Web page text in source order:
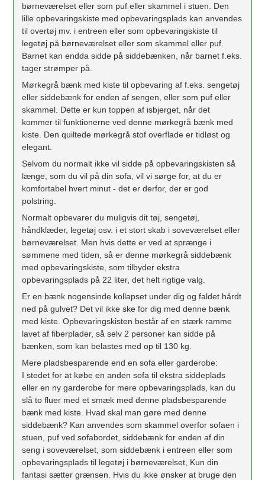
børneværelset eller som puf eller skammel i stuen. Den
lille opbevaringskiste med opbevaringsplads kan anvendes
til overtøj mv. i entreen eller som opbevaringskiste til
legetøj på børneværelset eller som skammel eller puf.
Barnet kan endda sidde på siddebænken, når barnet f.eks.
tager strømper på.
Mørkegrå bænk med kiste til opbevaring af f.eks. sengetøj
eller siddebænk for enden af ​​sengen, eller som puf eller
skammel. Dette er kun toppen af ​​isbjerget, når det
kommer til funktionerne ved denne mørkegrå bænk med
kiste. Den quiltede mørkegrå stof overflade er tidløst og
elegant.
Selvom du normalt ikke vil sidde på opbevaringskisten så
længe, ​​som du vil på din sofa, vil vi sørge for, at du er
komfortabel hvert minut - det er derfor, der er god
polstring.
Normalt opbevarer du muligvis dit tøj, sengetøj,
håndklæder, legetøj osv. i et stort skab i soveværelset eller
børneværelset. Men hvis dette er ved at sprænge i
sømmene med tiden, så er denne mørkegrå siddebænk
med opbevaringskiste, som tilbyder ekstra
opbevaringsplads på 22 liter, det helt rigtige valg.
Er en bænk nogensinde kollapset under dig og faldet hårdt
ned på gulvet? Det vil ikke ske for dig med denne bænk
med kiste. Opbevaringskisten består af en stærk ramme
lavet af fiberplader, så selv 2 personer kan sidde på
bænken, som kan belastes med op til 130 kg.
Mere pladsbesparende end en sofa eller garderobe:
I stedet for at købe en anden sofa til ekstra siddeplads
eller en ny garderobe for mere opbevaringsplads, kan du
slå to fluer med et smæk med denne pladsbesparende
bænk med kiste. Hvad skal man gøre med denne
siddebænk? Kan anvendes som skammel overfor sofaen i
stuen, puf ved sofabordet, siddebænk for enden af ​​din
seng i soveværelset, som siddebænk i entreen eller som
opbevaringsplads til legetøj i børneværelset, Kun din
fantasi sætter grænsen. Hvis du ikke ønsker at bruge den